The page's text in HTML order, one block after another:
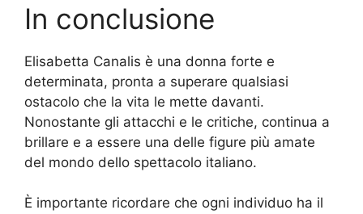
In conclusione
Elisabetta Canalis è una donna forte e
determinata, pronta a superare qualsiasi
ostacolo che la vita le mette davanti.
Nonostante gli attacchi e le critiche, continua a
brillare e a essere una delle figure più amate
del mondo dello spettacolo italiano.
È importante ricordare che ogni individuo ha il